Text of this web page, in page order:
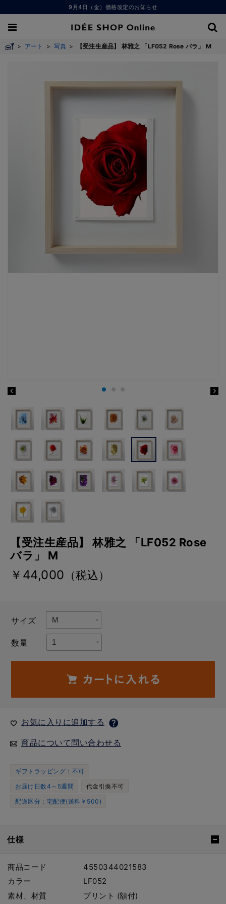
9月4日（金）価格改定のお知らせ
> アート > 写真 > 【受注生産品】 林雅之 「LF052 Rose バラ」 M
【受注生産品】 林雅之 「LF052 Rose
バラ」 M
￥44,000 （税込）
サイズ
数量
お気に入りに追加する
商品について問い合わせる
ギフトラッピング：不可
お届け日数4～5週間
代金引換不可
配送区分：宅配便(送料￥500)
仕様
商品コード
4550344021583
カラー
LF052
素材、材質
プリント (額付)